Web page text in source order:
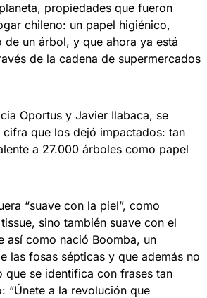
propiedades que fueron
chileno: un papel higiénico,
un árbol, y que ahora ya está
de la cadena de supermercados
Oportus y Javier Ilabaca, se
que los dejó impactados: tan
a 27.000 árboles como papel
“suave con la piel”, como
sino también suave con el
así como nació Boomba, un
las fosas sépticas y que además no
que se identifica con frases tan
“Únete a la revolución que